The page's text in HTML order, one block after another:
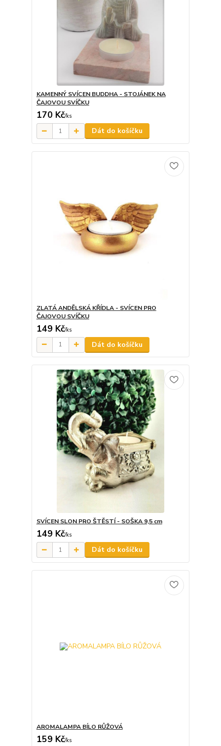
KAMENNÝ SVÍCEN BUDDHA - STOJÁNEK NA
ČAJOVOU SVÍČKU
170 Kč/ks
Dát do košíčku
ZLATÁ ANDĚLSKÁ KŘÍDLA - SVÍCEN PRO
ČAJOVOU SVÍČKU
149 Kč/ks
Dát do košíčku
SVÍCEN SLON PRO ŠTĚSTÍ - SOŠKA 9,5 cm
149 Kč/ks
Dát do košíčku
AROMALAMPA BÍLO RŮŽOVÁ
159 Kč/ks